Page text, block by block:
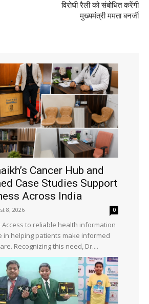
विरोधी रैली को संबोधित करेंगी
मुख्यमंत्री ममता बनर्जी
Cancer Hub and
Case Studies Support
Across India
8, 2026 0
to reliable health information
in helping patients make informed
Recognizing this need, Dr....